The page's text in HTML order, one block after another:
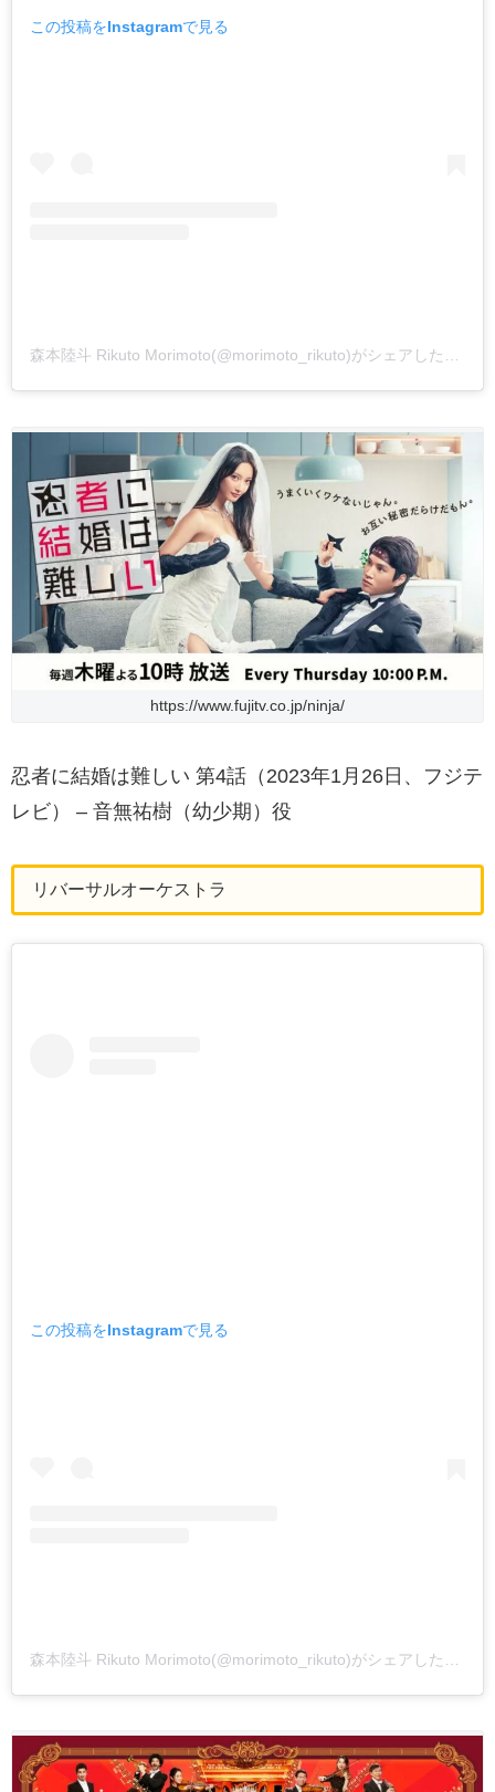
この投稿をInstagramで見る
森本陸斗 Rikuto Morimoto(@morimoto_rikuto)がシェアした投稿
https://www.fujitv.co.jp/ninja/
忍者に結婚は難しい 第4話（2023年1月26日、フジテ
レビ） – 音無祐樹（幼少期）役
リバーサルオーケストラ
この投稿をInstagramで見る